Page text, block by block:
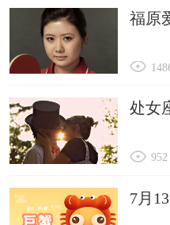
福原
处女
952
7月